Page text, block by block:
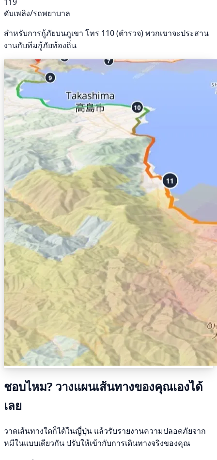
ดับเพลิง/รถพยาบาล
สำหรับการกู้ภัยบนภูเขา โทร 110 (ตำรวจ) พวกเขาจะประสาน
งานกับทีมกู้ภัยท้องถิ่น
ชอบไหม? วางแผนเส้นทางของคุณเองได้
เลย
วาดเส้นทางใดก็ได้ในญี่ปุ่น แล้วรับรายงานความปลอดภัยจาก
หมีในแบบเดียวกัน ปรับให้เข้ากับการเดินทางจริงของคุณ